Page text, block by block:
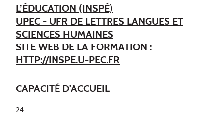
L’ÉDUCATION (INSPÉ)
UPEC - UFR DE LETTRES LANGUES ET
SCIENCES HUMAINES
SITE WEB DE LA FORMATION :
HTTP://INSPE.U-PEC.FR
CAPACITÉ D'ACCUEIL
24